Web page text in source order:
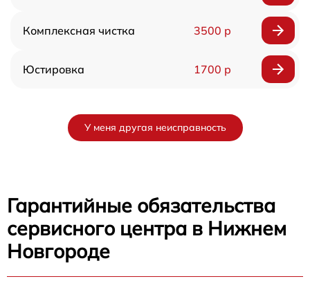
Комплексная чистка 3500 р
Юстировка 1700 р
У меня другая неисправность
Гарантийные обязательства
сервисного центра в Нижнем
Новгороде